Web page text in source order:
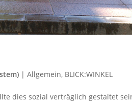
|Allgemein, BLICK:WINKEL
dies sozial verträglich gestaltet